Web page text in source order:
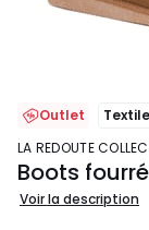
Outlet
LA REDOUTE
Boots
Voir la description